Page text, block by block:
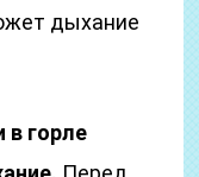
дыхание
в горле